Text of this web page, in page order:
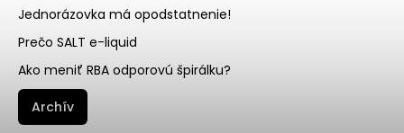
Jednorázovka má opodstatnenie!
Prečo SALT e-liquid
Ako meniť RBA odporovú špirálku?
Archív